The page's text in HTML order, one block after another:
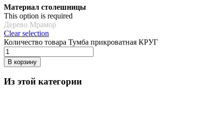
Материал столешницы
This option is required
Дерево Мрамор
Clear selection
Количество товара Тумба прикроватная КРУГ
В корзину
Из этой категории